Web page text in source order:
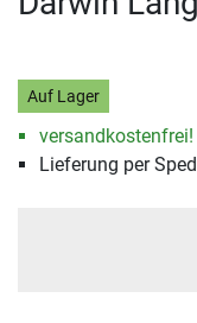
Auf Lager
versandkostenfrei!
Lieferung per